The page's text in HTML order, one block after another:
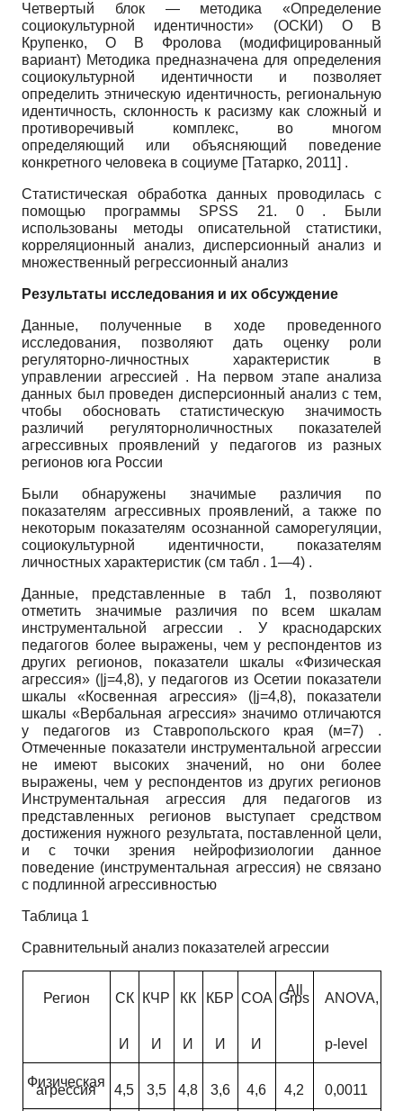
Четвертый блок — методика «Определение
социокультурной идентичности» (ОСКИ) О В
Крупенко, О В Фролова (модифицированный
вариант) Методика предназначена для определения
социокультурной идентичности и позволяет
определить этническую идентичность, региональную
идентичность, склонность к расизму как сложный и
противоречивый комплекс, во многом
определяющий или объясняющий поведение
конкретного человека в социуме [Татарко, 2011] .
Статистическая обработка данных проводилась с
помощью программы SPSS 21. 0 . Были
использованы методы описательной статистики,
корреляционный анализ, дисперсионный анализ и
множественный регрессионный анализ
Результаты исследования и их обсуждение
Данные, полученные в ходе проведенного
исследования, позволяют дать оценку роли
регуляторно-личностных характеристик в
управлении агрессией . На первом этапе анализа
данных был проведен дисперсионный анализ с тем,
чтобы обосновать статистическую значимость
различий регуляторно­личностных показателей
агрессивных проявлений у педагогов из разных
регионов юга России
Были обнаружены значимые различия по
показателям агрессивных проявлений, а также по
некоторым показателям осознанной саморегуляции,
социокультурной идентичности, показателям
личностных характеристик (см табл . 1—4) .
Данные, представленные в табл 1, позволяют
отметить значимые различия по всем шкалам
инструментальной агрессии . У краснодарских
педагогов более выражены, чем у респондентов из
других регионов, показатели шкалы «Физическая
агрессия» (|j=4,8), у педагогов из Осетии показатели
шкалы «Косвенная агрессия» (|j=4,8), показатели
шкалы «Вербальная агрессия» значимо отличаются
у педагогов из Ставропольского края (м=7) .
Отмеченные показатели инструментальной агрессии
не имеют высоких значений, но они более
выражены, чем у респондентов из других регионов
Инструментальная агрессия для педагогов из
представленных регионов выступает средством
достижения нужного результата, поставленной цели,
и с точки зрения нейрофизиологии данное
поведение (инструментальная агрессия) не связано
с подлинной агрессивностью
Таблица 1
Сравнительный анализ показателей агрессии
Регион СК КЧР КК КБР СОА
All
Grps ANOVA,
И И И И И p-level
Физическая
агрессия 4,5 3,5 4,8 3,6 4,6 4,2 0,0011